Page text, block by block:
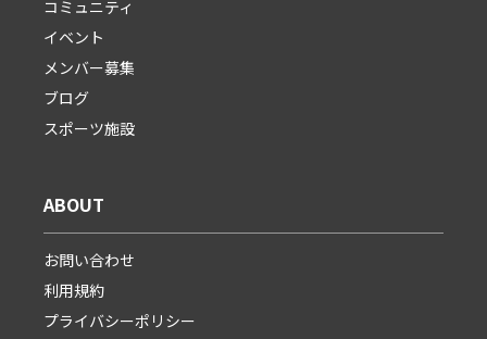
コミュニティ
イベント
メンバー募集
ブログ
スポーツ施設
ABOUT
お問い合わせ
利用規約
プライバシーポリシー